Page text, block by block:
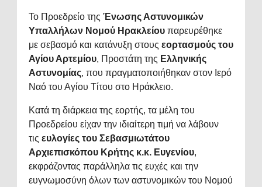
Το Προεδρείο της Ένωσης Αστυνομικών
Υπαλλήλων Νομού Ηρακλείου παρευρέθηκε
με σεβασμό και κατάνυξη στους εορτασμούς του
Αγίου Αρτεμίου, Προστάτη της Ελληνικής
Αστυνομίας, που πραγματοποιήθηκαν στον Ιερό
Ναό του Αγίου Τίτου στο Ηράκλειο.
Κατά τη διάρκεια της εορτής, τα μέλη του
Προεδρείου είχαν την ιδιαίτερη τιμή να λάβουν
τις ευλογίες του Σεβασμιωτάτου
Αρχιεπισκόπου Κρήτης κ.κ. Ευγενίου,
εκφράζοντας παράλληλα τις ευχές και την
ευγνωμοσύνη όλων των αστυνομικών του Νομού